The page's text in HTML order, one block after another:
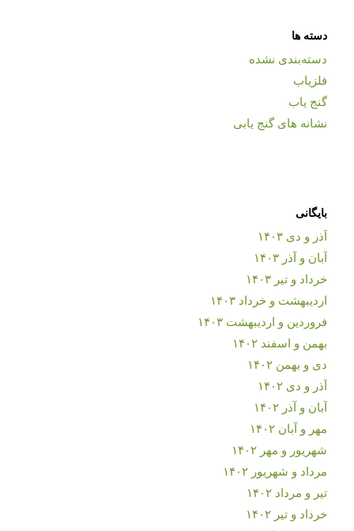
دسته ها
دسته‌بندی نشده
فلزیاب
گنج یاب
نشانه های گنج یابی
بایگانی
آذر و دی ۱۴۰۳
آبان و آذر ۱۴۰۳
خرداد و تیر ۱۴۰۳
اردیبهشت و خرداد ۱۴۰۳
فروردین و اردیبهشت ۱۴۰۳
بهمن و اسفند ۱۴۰۲
دی و بهمن ۱۴۰۲
آذر و دی ۱۴۰۲
آبان و آذر ۱۴۰۲
مهر و آبان ۱۴۰۲
شهریور و مهر ۱۴۰۲
مرداد و شهریور ۱۴۰۲
تیر و مرداد ۱۴۰۲
خرداد و تیر ۱۴۰۲